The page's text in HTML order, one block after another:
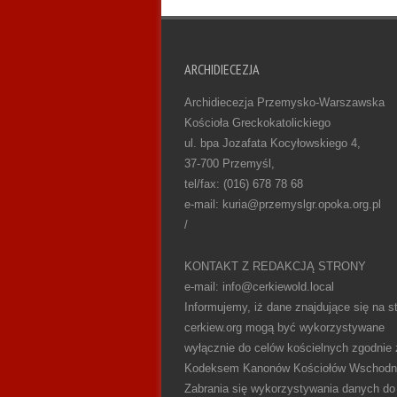
ARCHIDIECEZJA
Archidiecezja Przemysko-Warszawska
Kościoła Greckokatolickiego
ul. bpa Jozafata Kocyłowskiego 4,
37-700 Przemyśl,
tel/fax: (016) 678 78 68
e-mail: kuria@przemyslgr.opoka.org.pl
/
KONTAKT Z REDAKCJĄ STRONY
e-mail: info@cerkiewold.local
Informujemy, iż dane znajdujące się na
cerkiew.org mogą być wykorzystywane
wyłącznie do celów kościelnych zgodnie
Kodeksem Kanonów Kościołów
Zabrania się wykorzystywania danych